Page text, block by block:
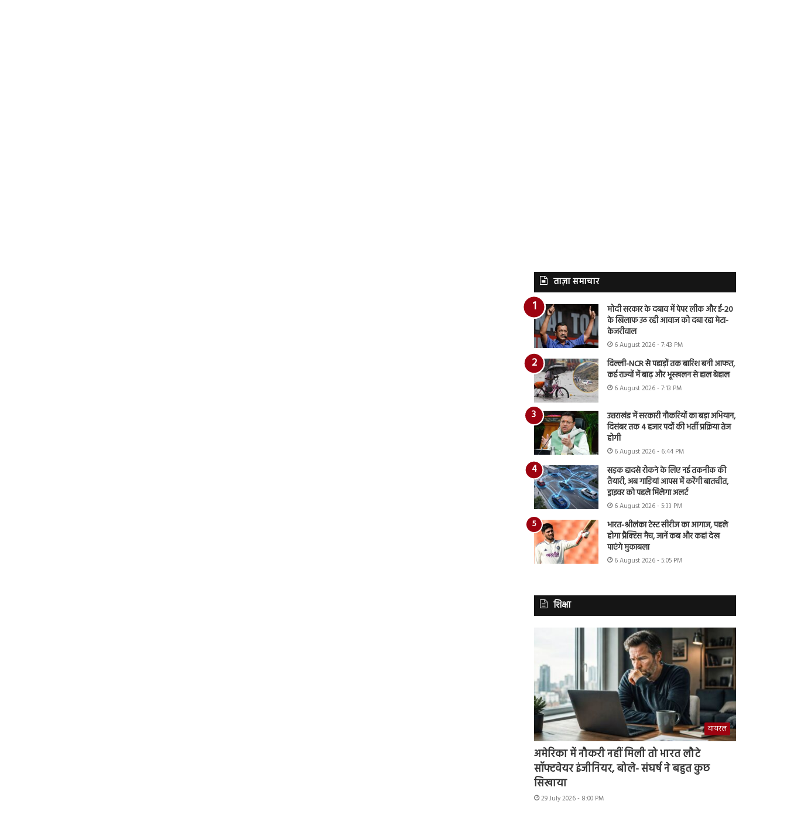
ताज़ा समाचार
मोदी सरकार के दबाव में पेपर लीक और ई-20
के खिलाफ उठ रही आवाज को दबा रहा मेटा-
केजरीवाल
6 August 2026 - 7:43 PM
दिल्ली-NCR से पहाड़ों तक बारिश बनी आफत,
कई राज्यों में बाढ़ और भूस्खलन से हाल बेहाल
6 August 2026 - 7:13 PM
उत्तराखंड में सरकारी नौकरियों का बड़ा अभियान,
दिसंबर तक 4 हजार पदों की भर्ती प्रक्रिया तेज
होगी
6 August 2026 - 6:44 PM
सड़क हादसे रोकने के लिए नई तकनीक की
तैयारी, अब गाड़ियां आपस में करेंगी बातचीत,
ड्राइवर को पहले मिलेगा अलर्ट
6 August 2026 - 5:33 PM
भारत-श्रीलंका टेस्ट सीरीज का आगाज, पहले
होगा प्रैक्टिस मैच, जानें कब और कहां देख
पाएंगे मुकाबला
6 August 2026 - 5:05 PM
शिक्षा
वायरल
अमेरिका में नौकरी नहीं मिली तो भारत लौटे
सॉफ्टवेयर इंजीनियर, बोले- संघर्ष ने बहुत कुछ
सिखाया
29 July 2026 - 8:00 PM